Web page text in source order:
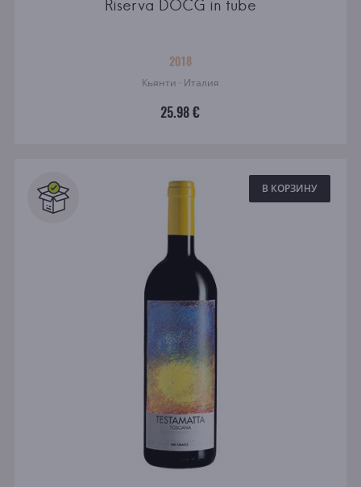
Riserva DOCG in tube
2018
Кьянти · Италия
25.98 €
В КОРЗИНУ